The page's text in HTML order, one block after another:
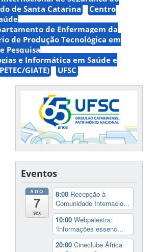
de Santa Catarina
Centro
de Enfermagem da
de Produção Tecnológica em
Pesquisa
e Informática em Saúde e
GIATE)
UFSC
Eventos
AGO
7
sex
8:00 Recepção à
Comunidade Internacio...
10:00Webpalestra:
‘Informações essenc...
20:00Cineclube África